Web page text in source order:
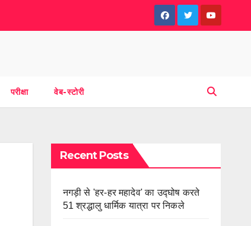
परीक्षा वेब-स्टोरी
Recent Posts
नगड़ी से 'हर-हर महादेव' का उद्घोष करते
51 श्रद्धालु धार्मिक यात्रा पर निकले